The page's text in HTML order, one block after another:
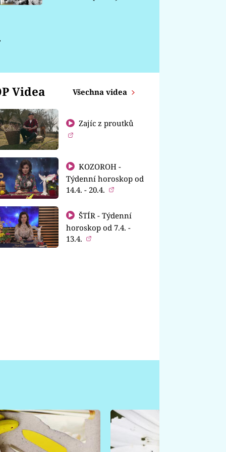
Videa Všechna videa
Zajíc z proutků
KOZOROH -
Týdenní horoskop od
14.4. - 20.4.
ŠTÍR - Týdenní
horoskop od 7.4. -
13.4.